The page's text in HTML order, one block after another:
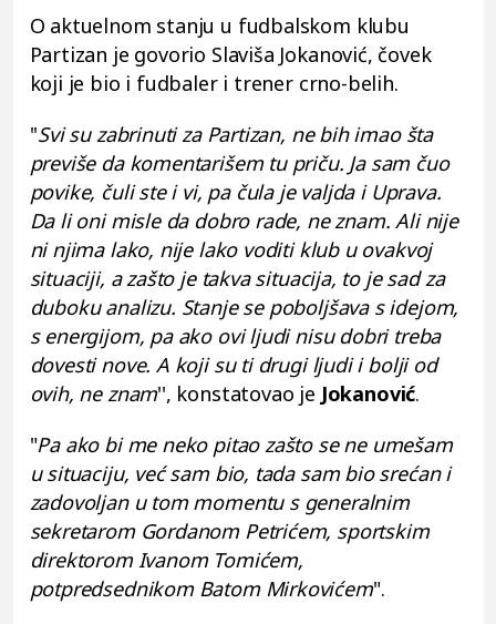
O aktuelnom stanju u fudbalskom klubu
Partizan je govorio Slaviša Jokanović, čovek
koji je bio i fudbaler i trener crno-belih.
''Svi su zabrinuti za Partizan, ne bih imao šta
previše da komentarišem tu priču. Ja sam čuo
povike, čuli ste i vi, pa čula je valjda i Uprava.
Da li oni misle da dobro rade, ne znam. Ali nije
ni njima lako, nije lako voditi klub u ovakvoj
situaciji, a zašto je takva situacija, to je sad za
duboku analizu. Stanje se poboljšava s idejom,
s energijom, pa ako ovi ljudi nisu dobri treba
dovesti nove. A koji su ti drugi ljudi i bolji od
ovih, ne znam'', konstatovao je Jokanović.
"Pa ako bi me neko pitao zašto se ne umešam
u situaciju, već sam bio, tada sam bio srećan i
zadovoljan u tom momentu s generalnim
sekretarom Gordanom Petrićem, sportskim
direktorom Ivanom Tomićem,
potpredsednikom Batom Mirkovićem".